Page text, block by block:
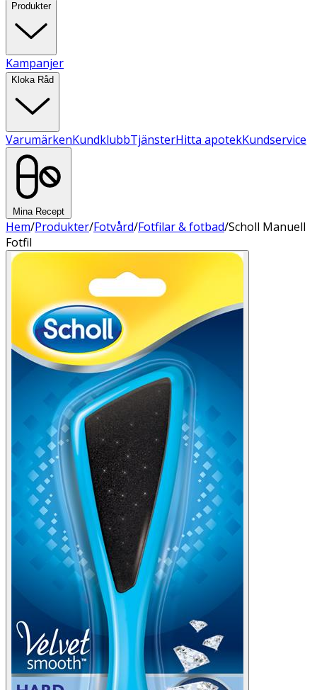
Produkter
Kampanjer
Kloka Råd
VarumärkenKundklubbTjänsterHitta apotekKundservice
Mina Recept
Hem/Produkter/Fotvård/Fotfilar & fotbad/Scholl Manuell
Fotfil